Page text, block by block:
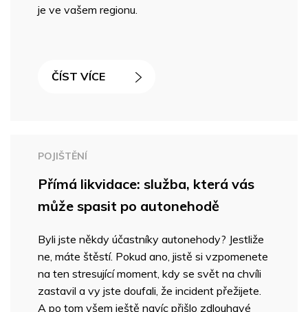
je ve vašem regionu.
ČÍST VÍCE
POJIŠTĚNÍ
Přímá likvidace: služba, která vás
může spasit po autonehodě
Byli jste někdy účastníky autonehody? Jestliže
ne, máte štěstí. Pokud ano, jistě si vzpomenete
na ten stresující moment, kdy se svět na chvíli
zastavil a vy jste doufali, že incident přežijete.
A po tom všem ještě navíc přišlo zdlouhavé